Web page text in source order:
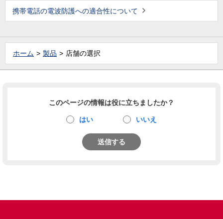
携帯電話の電波防護への適合性について
ホーム 製品 店舗の選択
このページの情報は役に立ちましたか？
はい いいえ
送信する